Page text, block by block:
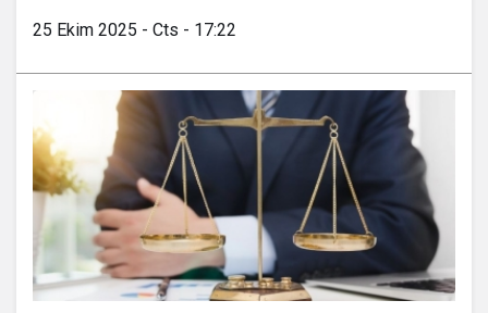
25 Ekim 2025 - Cts - 17:22